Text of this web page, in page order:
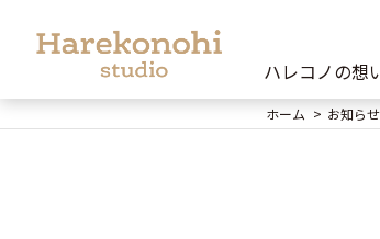
ハレコノの想
ホーム お知らせ